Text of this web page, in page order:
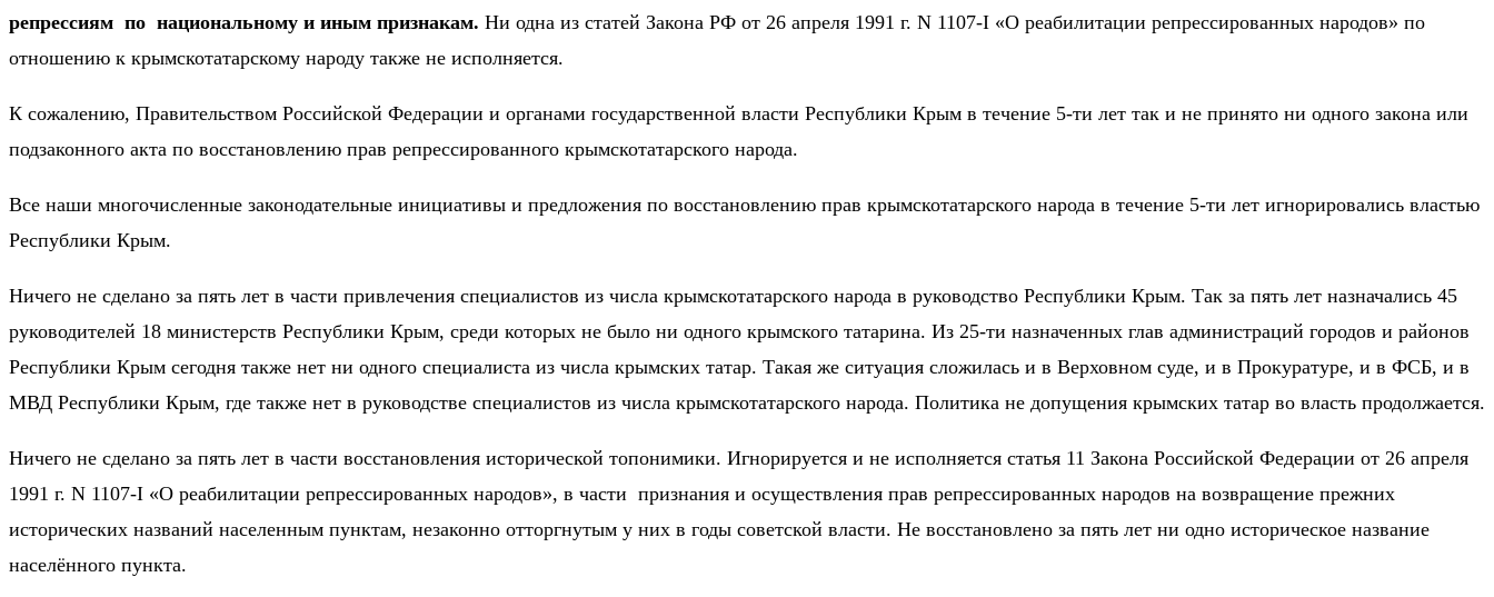
репрессиям по национальному и иным признакам. Ни одна из статей Закона РФ от 26 апреля 1991 г. N 1107-I «О реабилитации репрессированных народов» по
отношению к крымскотатарскому народу также не исполняется.
К сожалению, Правительством Российской Федерации и органами государственной власти Республики Крым в течение 5-ти лет так и не принято ни одного закона или
подзаконного акта по восстановлению прав репрессированного крымскотатарского народа.
Все наши многочисленные законодательные инициативы и предложения по восстановлению прав крымскотатарского народа в течение 5-ти лет игнорировались властью
Республики Крым.
Ничего не сделано за пять лет в части привлечения специалистов из числа крымскотатарского народа в руководство Республики Крым. Так за пять лет назначались 45
руководителей 18 министерств Республики Крым, среди которых не было ни одного крымского татарина. Из 25-ти назначенных глав администраций городов и районов
Республики Крым сегодня также нет ни одного специалиста из числа крымских татар. Такая же ситуация сложилась и в Верховном суде, и в Прокуратуре, и в ФСБ, и в
МВД Республики Крым, где также нет в руководстве специалистов из числа крымскотатарского народа. Политика не допущения крымских татар во власть продолжается.
Ничего не сделано за пять лет в части восстановления исторической топонимики. Игнорируется и не исполняется статья 11 Закона Российской Федерации от 26 апреля
1991 г. N 1107-I «О реабилитации репрессированных народов», в части признания и осуществления прав репрессированных народов на возвращение прежних
исторических названий населенным пунктам, незаконно отторгнутым у них в годы советской власти. Не восстановлено за пять лет ни одно историческое название
населённого пункта.